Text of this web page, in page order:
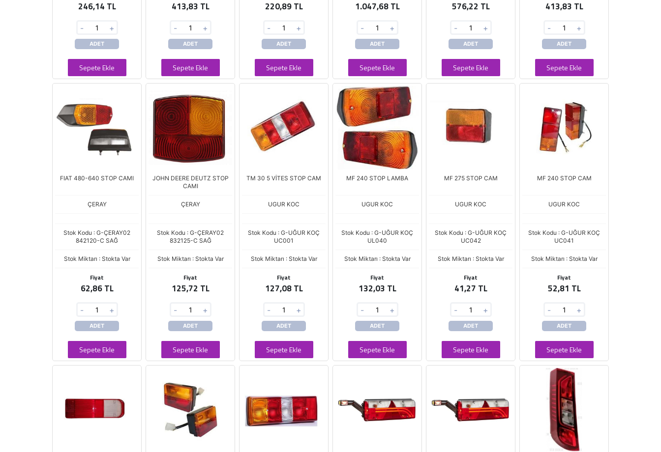
246,14 TL
- +
ADET
Sepete Ekle
413,83 TL
- +
ADET
Sepete Ekle
220,89 TL
- +
ADET
Sepete Ekle
1.047,68 TL
- +
ADET
Sepete Ekle
576,22 TL
- +
ADET
Sepete Ekle
413,83 TL
- +
ADET
Sepete Ekle
FIAT 480-640 STOP CAMI
ÇERAY
Stok Kodu : G-ÇERAY02
842120-C SAĞ
Stok Miktarı : Stokta Var
Fiyat
62,86 TL
- +
ADET
Sepete Ekle
JOHN DEERE DEUTZ STOP
CAMI
ÇERAY
Stok Kodu : G-ÇERAY02
832125-C SAĞ
Stok Miktarı : Stokta Var
Fiyat
125,72 TL
- +
ADET
Sepete Ekle
TM 30 5 VİTES STOP CAM
UGUR KOC
Stok Kodu : G-UĞUR KOÇ
UC001
Stok Miktarı : Stokta Var
Fiyat
127,08 TL
- +
ADET
Sepete Ekle
MF 240 STOP LAMBA
UGUR KOC
Stok Kodu : G-UĞUR KOÇ
UL040
Stok Miktarı : Stokta Var
Fiyat
132,03 TL
- +
ADET
Sepete Ekle
MF 275 STOP CAM
UGUR KOC
Stok Kodu : G-UĞUR KOÇ
UC042
Stok Miktarı : Stokta Var
Fiyat
41,27 TL
- +
ADET
Sepete Ekle
MF 240 STOP CAM
UGUR KOC
Stok Kodu : G-UĞUR KOÇ
UC041
Stok Miktarı : Stokta Var
Fiyat
52,81 TL
- +
ADET
Sepete Ekle